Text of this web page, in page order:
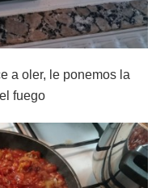
a oler, le ponemos la
fuego